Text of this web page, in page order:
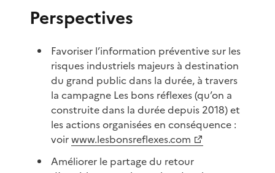
Perspectives
Favoriser l’information préventive sur les
risques industriels majeurs à destination
du grand public dans la durée, à travers
la campagne Les bons réflexes (qu’on a
construite dans la durée depuis 2018) et
les actions organisées en conséquence :
voirwww.lesbonsreflexes.com
Améliorer le partage du retour